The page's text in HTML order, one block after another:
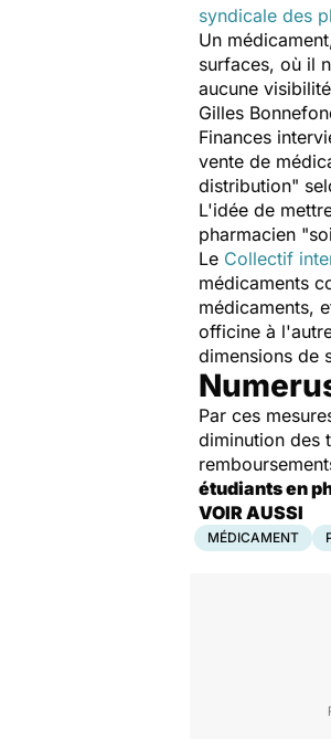
syndicale des
Un
surfaces, où il
aucune
Gilles
Finances
vente de
distribution"
L'idée de
pharmacien
Le Collectif
médicaments
médicaments,
officine à
dimensions de
Par ces
diminution des
étudiants en
VOIR AUSSI
MÉDICAMENT